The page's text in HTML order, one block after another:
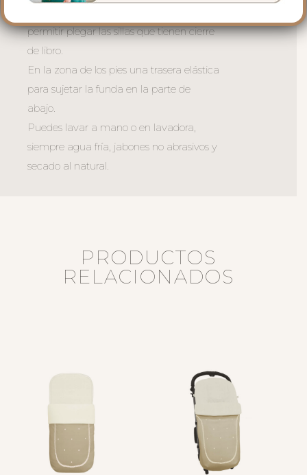
permitir plegar las sillas que tienen cierre
de libro.
En la zona de los pies una trasera elástica
para sujetar la funda en la parte de
abajo.
Puedes lavar a mano o en lavadora,
siempre agua fría, jabones no abrasivos y
secado al natural.
PRODUCTOS
RELACIONADOS